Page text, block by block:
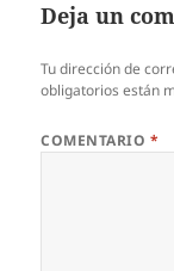
Deja un
Tu dirección de
obligatorios están
COMENTARIO *